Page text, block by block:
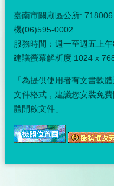
訪
政
府
資
開
開
資
臺南市關廟區公所:
機(06)595-0002
服務時間：週一至週五上
建議螢幕解析度 1024 x
「為提供使用者有文書軟
文件格式，建議您安裝免
體開啟文件」